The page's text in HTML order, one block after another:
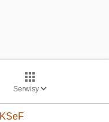
Serwisy
KSeF